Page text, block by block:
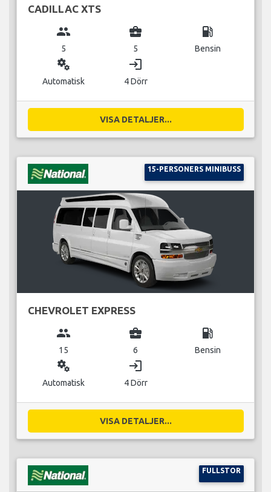
CADILLAC XTS
group
5
business_center
5
local_gas_station
Bensin
miscellaneous_services
Automatisk
login
4 Dörr
VISA DETALJER...
15-PERSONERS MINIBUSS
CHEVROLET EXPRESS
group
15
business_center
6
local_gas_station
Bensin
miscellaneous_services
Automatisk
login
4 Dörr
VISA DETALJER...
FULLSTOR